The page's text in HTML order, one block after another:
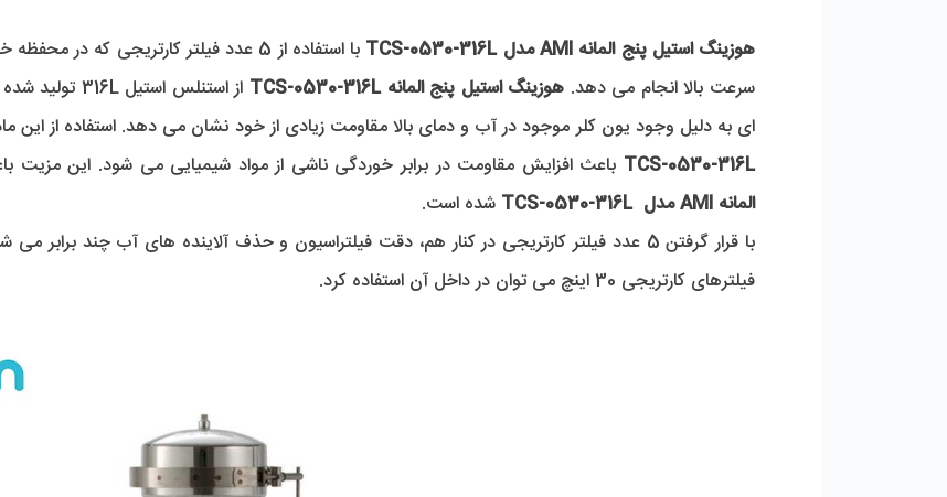
هوزینگ استیل پنج المانه AMI مدل TCS-0530-316L
سرعت بالا انجام می دهد. هوزینگ استیل پنج المانه TCS-0530-316L
ای به دلیل وجود یون کلر موجود در آب و دمای بالا مقاومت زیادی از خود نشان می دهد. استفاده از این
TCS-0530-316L باعث افزایش مقاومت در برابر خوردگی ناشی از مواد شیمیایی می شود. این مزیت
المانه AMI مدل  TCS-0530-316L
شده است.
فیلترهای کارتریجی 30 اینچ می توان در داخل آن استفاده کرد.